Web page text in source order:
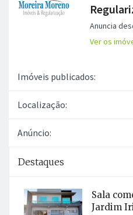
Anuncia
Ver os
Imóveis publicados:
Localização:
Anúncio:
Destaques
Sala
Jardim